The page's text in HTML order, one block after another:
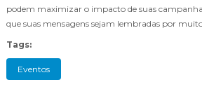
podem maximizar o impacto de suas
que suas mensagens sejam lembradas por
Tags:
Eventos